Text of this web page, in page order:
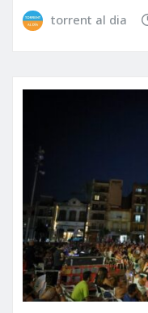
torrent al dia